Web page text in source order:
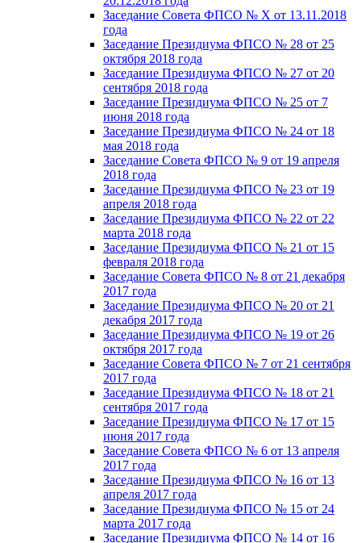
Заседание Совета ФПСО № X от 13.11.2018
года
Заседание Президиума ФПСО № 28 от 25
октября 2018 года
Заседание Президиума ФПСО № 27 от 20
сентября 2018 года
Заседание Президиума ФПСО № 25 от 7
июня 2018 года
Заседание Президиума ФПСО № 24 от 18
мая 2018 года
Заседание Совета ФПСО № 9 от 19 апреля
2018 года
Заседание Президиума ФПСО № 23 от 19
апреля 2018 года
Заседание Президиума ФПСО № 22 от 22
марта 2018 года
Заседание Президиума ФПСО № 21 от 15
февраля 2018 года
Заседание Совета ФПСО № 8 от 21 декабря
2017 года
Заседание Президиума ФПСО № 20 от 21
декабря 2017 года
Заседание Президиума ФПСО № 19 от 26
октября 2017 года
Заседание Совета ФПСО № 7 от 21 сентября
2017 года
Заседание Президиума ФПСО № 18 от 21
сентября 2017 года
Заседание Президиума ФПСО № 17 от 15
июня 2017 года
Заседание Совета ФПСО № 6 от 13 апреля
2017 года
Заседание Президиума ФПСО № 16 от 13
апреля 2017 года
Заседание Президиума ФПСО № 15 от 24
марта 2017 года
Заседание Президиума ФПСО № 14 от 16